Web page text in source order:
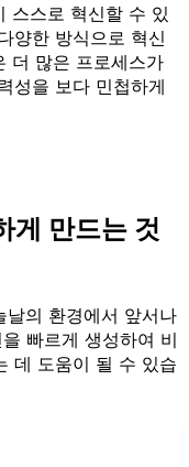
스스로 혁신할 수 있
양한 방식으로 혁신
더 많은 프로세스가
성을 보다 민첩하게
만드는 것
의 환경에서 앞서나
빠르게 생성하여 비
데 도움이 될 수 있습